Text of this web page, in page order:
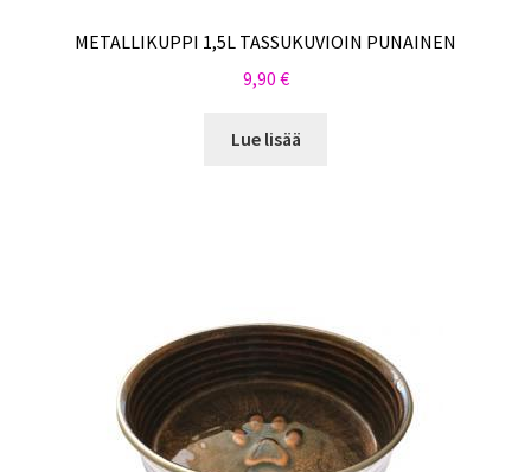
METALLIKUPPI 1,5L TASSUKUVIOIN PUNAINEN
9,90 €
Lue lisää